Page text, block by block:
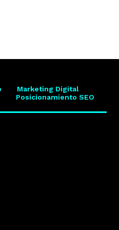
Marketing Digital
Posicionamiento SEO